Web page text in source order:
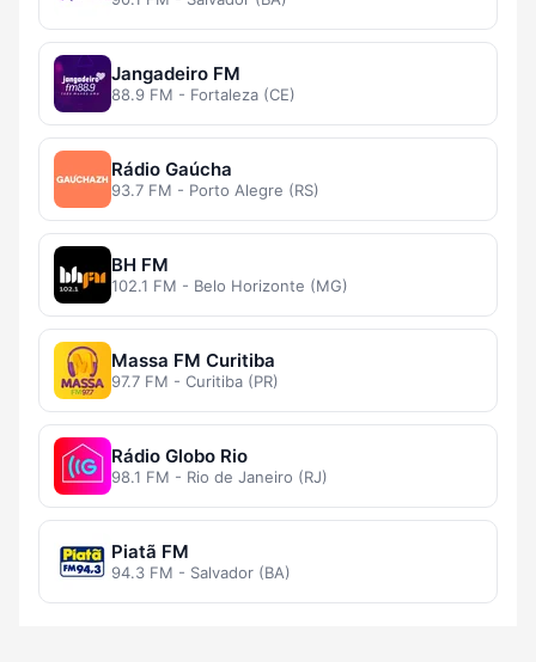
Jangadeiro FM
88.9 FM - Fortaleza (CE)
Rádio Gaúcha
93.7 FM - Porto Alegre (RS)
BH FM
102.1 FM - Belo Horizonte (MG)
Massa FM Curitiba
97.7 FM - Curitiba (PR)
Rádio Globo Rio
98.1 FM - Rio de Janeiro (RJ)
Piatã FM
94.3 FM - Salvador (BA)